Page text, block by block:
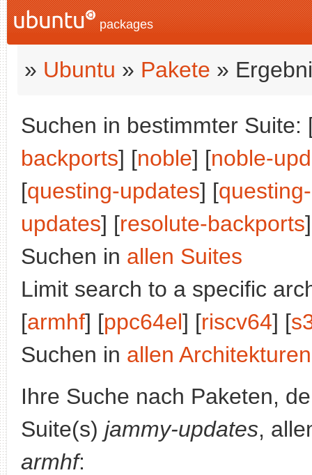
packages
» Ubuntu » Pakete »
Suchen in bestimmter Suite:
backports] [noble] [noble-
[questing-updates] [
updates] [resolute-backports
Suchen in allen Suites
Limit search to a specific
[armhf] [ppc64el] [riscv64] [
Suchen in allen Architekturen
Ihre Suche nach Paketen,
Suite(s) jammy-updates,
armhf: